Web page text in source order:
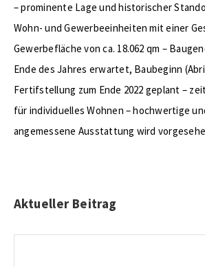
– prominente Lage und historischer
Wohn- und Gewerbeeinheiten mit einer
Gewerbefläche von ca. 18.062 qm –
Ende des Jahres erwartet, Baubeginn
Fertifstellung zum Ende 2022 geplant –
für individuelles Wohnen – hochwertige
angemessene Ausstattung wird
Aktueller Beitrag